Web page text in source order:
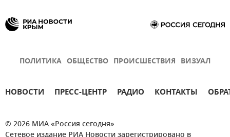
ПОЛИТИКА ОБЩЕСТВО ПРОИСШЕСТВИЯ ВИЗУАЛ
НОВОСТИ ПРЕСС-ЦЕНТР РАДИО КОНТАКТЫ
© 2026 МИА «Россия сегодня»